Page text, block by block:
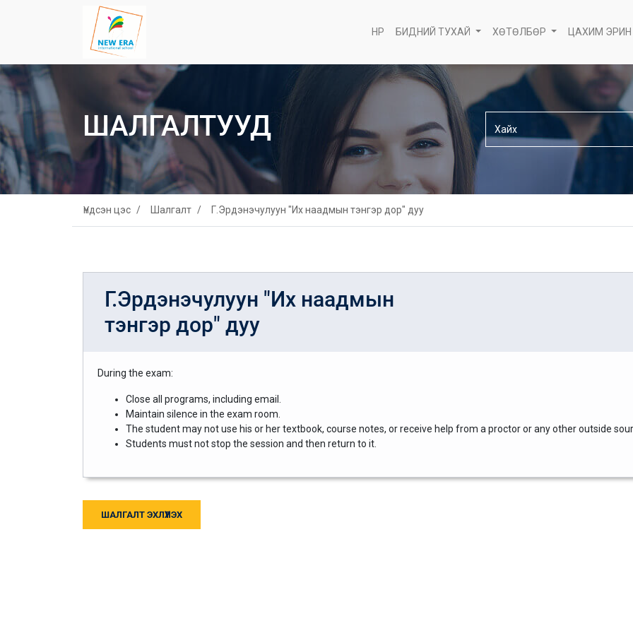
НҮҮР БИДНИЙ ТУХАЙ ХӨТӨЛБӨР ЦАХИМ ЭРИН
ШАЛГАЛТУУД
Үндсэн цэс Шалгалт Г.Эрдэнэчулуун "Их наадмын тэнгэр дор" дуу
Г.Эрдэнэчулуун "Их наадмын
тэнгэр дор" дуу
During the exam:
Close all programs, including email.
Maintain silence in the exam room.
The student may not use his or her textbook, course notes, or receive help from a proctor or any other outside
Students must not stop the session and then return to it.
ШАЛГАЛТ ЭХЛҮҮЛЭХ